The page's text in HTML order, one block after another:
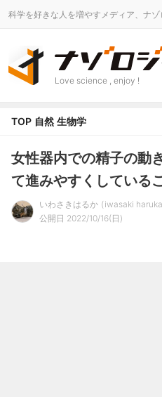
科学を好きな人を増やすメディア、ナゾ
Love science , enjoy !
TOP 自然 生物学
女性器内での精子の動
て進みやすくしている
いわさきはるか
iwasaki haruka
公開日 2022/10/16(日)